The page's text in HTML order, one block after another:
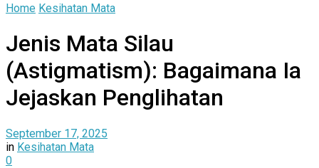
Home Kesihatan Mata
Jenis Mata Silau
(Astigmatism): Bagaimana Ia
Jejaskan Penglihatan
September 17, 2025
in Kesihatan Mata
0